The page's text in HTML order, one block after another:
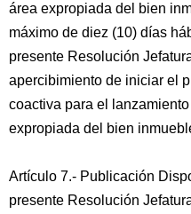
área expropiada del bien
máximo de diez (10) días
presente Resolución
apercibimiento de iniciar el
coactiva para el
expropiada del bien
Artículo 7.- Publicación
presente Resolución